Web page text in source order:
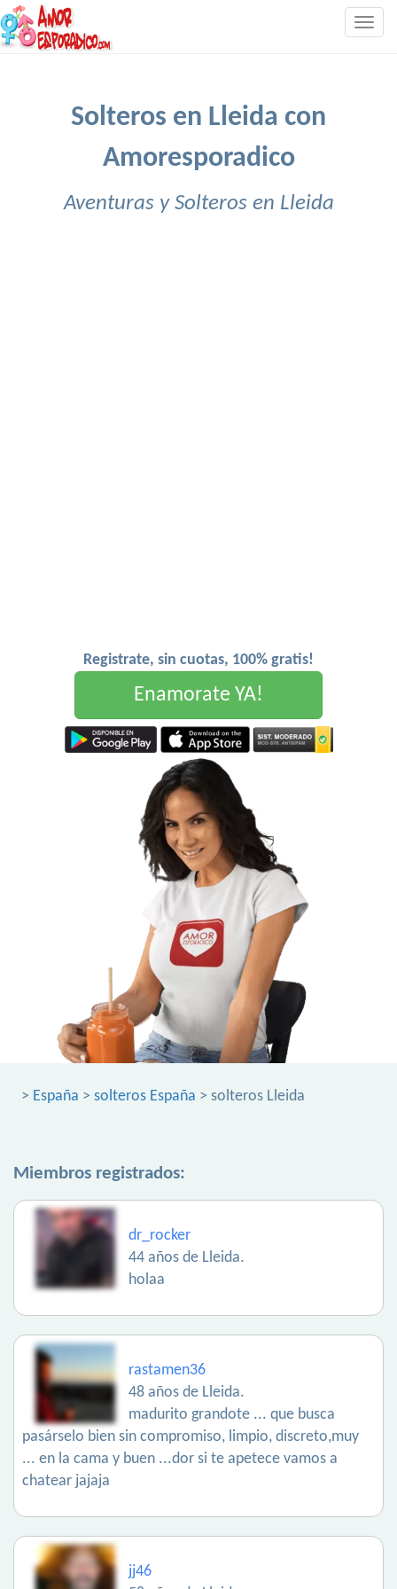
Solteros en Lleida con
Amoresporadico
Aventuras y Solteros en Lleida
Registrate, sin cuotas, 100% gratis!
Enamorate YA!
> España > solteros España > solteros Lleida
Miembros registrados:
dr_rocker
44 años de Lleida.
holaa
rastamen36
48 años de Lleida.
madurito grandote ... que busca
pasárselo bien sin compromiso, limpio, discreto,muy
... en la cama y buen ...dor si te apetece vamos a
chatear jajaja
jj46